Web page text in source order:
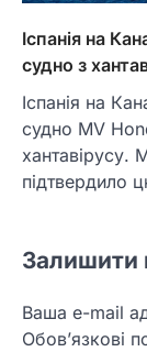
Іспанія на
судно з
Іспанія на
судно MV
хантавірусу.
підтвердило
Залишити
Ваша e-mail
Обов’язкові